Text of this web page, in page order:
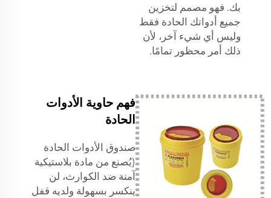
بك. فهو مصمم لتخزين
جميع أدواتك الحادة فقط
وليس أي شيء آخر، لأن
ذلك أمر محظور تمامًا.
فهم حاوية الأدوات
الحادة
صندوق الأدوات الحادة
(يُصنع من مادة بلاستيكية
آمنة ضد الكوارث، لن
ينكسر بسهولة ولديه قفل